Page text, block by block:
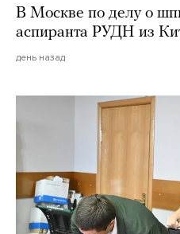
В Москве по делу о
аспиранта РУДН из
день назад